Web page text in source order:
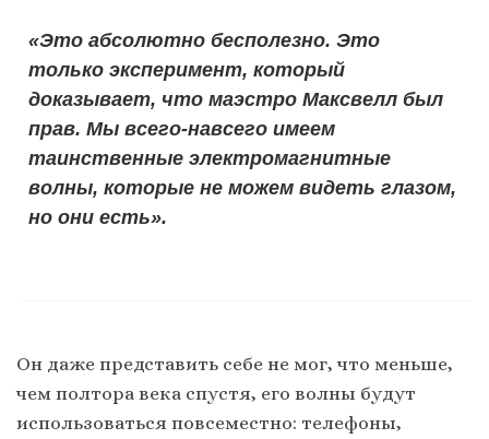
«Это абсолютно бесполезно. Это
только эксперимент, который
доказывает, что маэстро Максвелл был
прав. Мы всего-навсего имеем
таинственные электромагнитные
волны, которые не можем видеть глазом,
но они есть».
Он даже представить себе не мог, что меньше,
чем полтора века спустя, его волны будут
использоваться повсеместно: телефоны,